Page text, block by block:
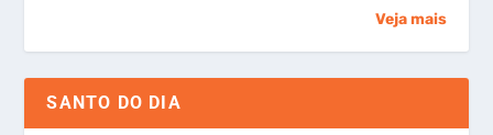
Veja mais
SANTO DO DIA